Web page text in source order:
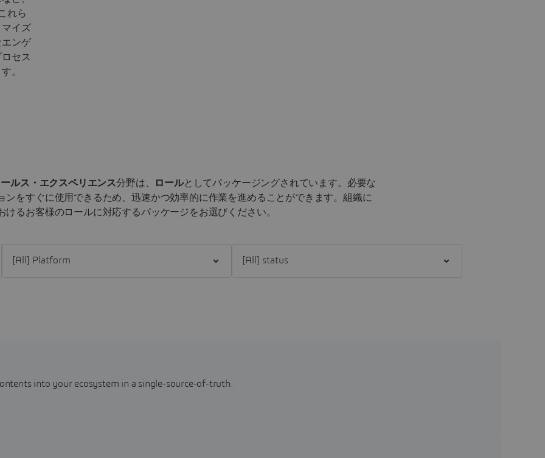
れら
イズ
ンゲ
セス
。
ルス・エクスペリエンス分野は、 ロールとしてパッケージングされています。必要な
ンをすぐに使用できるため、迅速かつ効率的に作業を進めることができます。組織に
けるお客様のロールに対応するパッケージをお選びください。
into your ecosystem in a single-source-of-truth.